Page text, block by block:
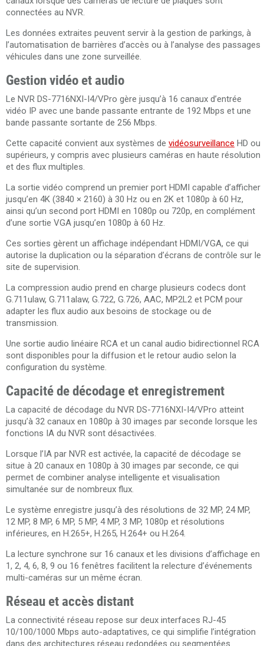
connectées au NVR.
Les données extraites peuvent servir à la gestion de parkings, à
l’automatisation de barrières d’accès ou à l’analyse des passages
véhicules dans une zone surveillée.
Gestion vidéo et audio
Le NVR DS-7716NXI-I4/VPro gère jusqu’à 16 canaux d’entrée
vidéo IP avec une bande passante entrante de 192 Mbps et une
bande passante sortante de 256 Mbps.
Cette capacité convient aux systèmes de vidéosurveillance HD ou
supérieurs, y compris avec plusieurs caméras en haute résolution
et des flux multiples.
La sortie vidéo comprend un premier port HDMI capable d’afficher
jusqu’en 4K (3840 × 2160) à 30 Hz ou en 2K et 1080p à 60 Hz,
ainsi qu’un second port HDMI en 1080p ou 720p, en complément
d’une sortie VGA jusqu’en 1080p à 60 Hz.
Ces sorties gèrent un affichage indépendant HDMI/VGA, ce qui
autorise la duplication ou la séparation d’écrans de contrôle sur le
site de supervision.
La compression audio prend en charge plusieurs codecs dont
G.711ulaw, G.711alaw, G.722, G.726, AAC, MP2L2 et PCM pour
adapter les flux audio aux besoins de stockage ou de
transmission.
Une sortie audio linéaire RCA et un canal audio bidirectionnel RCA
sont disponibles pour la diffusion et le retour audio selon la
configuration du système.
Capacité de décodage et enregistrement
La capacité de décodage du NVR DS-7716NXI-I4/VPro atteint
jusqu’à 32 canaux en 1080p à 30 images par seconde lorsque les
fonctions IA du NVR sont désactivées.
Lorsque l’IA par NVR est activée, la capacité de décodage se
situe à 20 canaux en 1080p à 30 images par seconde, ce qui
permet de combiner analyse intelligente et visualisation
simultanée sur de nombreux flux.
Le système enregistre jusqu’à des résolutions de 32 MP, 24 MP,
12 MP, 8 MP, 6 MP, 5 MP, 4 MP, 3 MP, 1080p et résolutions
inférieures, en H.265+, H.265, H.264+ ou H.264.
La lecture synchrone sur 16 canaux et les divisions d’affichage en
1, 2, 4, 6, 8, 9 ou 16 fenêtres facilitent la relecture d’événements
multi-caméras sur un même écran.
Réseau et accès distant
La connectivité réseau repose sur deux interfaces RJ-45
10/100/1000 Mbps auto-adaptatives, ce qui simplifie l’intégration
dans des architectures réseau redondées ou segmentées.